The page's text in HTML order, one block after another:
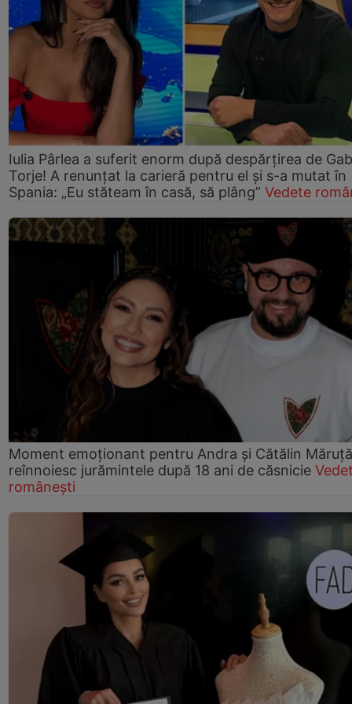
Iulia Pârlea a suferit enorm după despărțirea de
Torje! A renunțat la carieră pentru el și s-a mutat în
Spania: „Eu stăteam în casă, să plâng” Vedete
Moment emoționant pentru Andra și Cătălin
reînnoiesc jurămintele după 18 ani de căsnicie
românești